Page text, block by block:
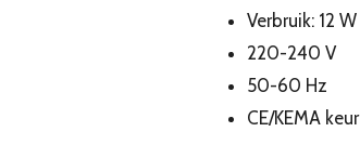
Verbruik: 12 W
220-240 V
50-60 Hz
CE/KEMA keur